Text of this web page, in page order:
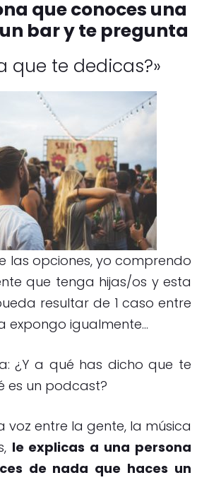
que conoces una
bar y te pregunta
que te dedicas?»
las opciones, yo comprendo
que tenga hijas/os y esta
resultar de 1 caso entre
expongo igualmente…
¿Y a qué has dicho que te
es un podcast?
voz entre la gente, la música
le explicas a una persona
de nada que haces un